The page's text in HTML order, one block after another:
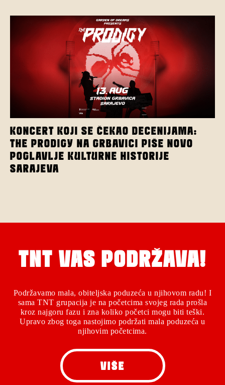
KONCERT KOJI SE ČEKAO DECENIJAMA:
THE PRODIGY NA GRBAVICI PIŠE NOVO
POGLAVLJE KULTURNE HISTORIJE
SARAJEVA
TNT VAS PODRŽAVA!
Podržavamo mala, obiteljska poduzeća u njihovom radu! I
sama TNT grupacija je na početcima svojeg rada prošla
kroz najgoru fazu i zna koliko početci mogu biti teški.
Upravo zbog toga nastojimo podržati mala poduzeća u
njihovim početcima.
VIŠE